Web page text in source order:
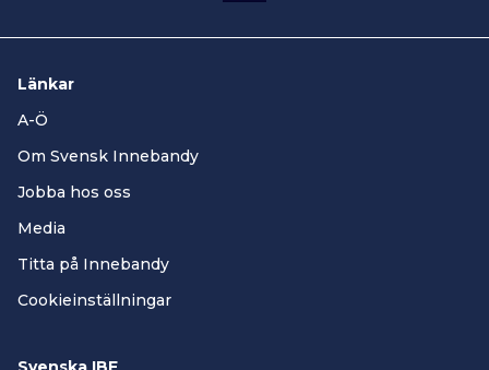
Länkar
A-Ö
Om Svensk Innebandy
Jobba hos oss
Media
Titta på Innebandy
Cookieinställningar